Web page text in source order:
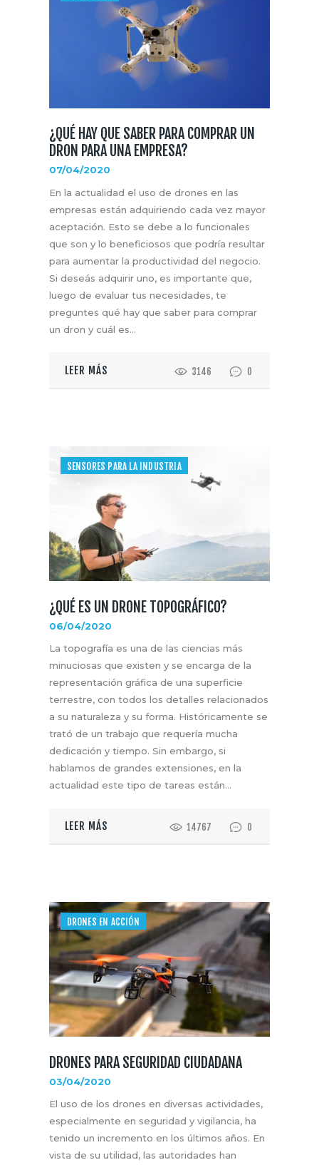
¿QUÉ HAY QUE SABER PARA COMPRAR UN
DRON PARA UNA EMPRESA?
07/04/2020
En la actualidad el uso de drones en las
empresas están adquiriendo cada vez mayor
aceptación. Esto se debe a lo funcionales
que son y lo beneficiosos que podría resultar
para aumentar la productividad del negocio.
Si deseás adquirir uno, es importante que,
luego de evaluar tus necesidades, te
preguntes qué hay que saber para comprar
un dron y cuál es…
LEER MÁS 3146 0
SENSORES PARA LA INDUSTRIA
¿QUÉ ES UN DRONE TOPOGRÁFICO?
06/04/2020
La topografía es una de las ciencias más
minuciosas que existen y se encarga de la
representación gráfica de una superficie
terrestre, con todos los detalles relacionados
a su naturaleza y su forma. Históricamente se
trató de un trabajo que requería mucha
dedicación y tiempo. Sin embargo, si
hablamos de grandes extensiones, en la
actualidad este tipo de tareas están…
LEER MÁS 14767 0
DRONES EN ACCIÓN
DRONES PARA SEGURIDAD CIUDADANA
03/04/2020
El uso de los drones en diversas actividades,
especialmente en seguridad y vigilancia, ha
tenido un incremento en los últimos años. En
vista de su utilidad, las autoridades han